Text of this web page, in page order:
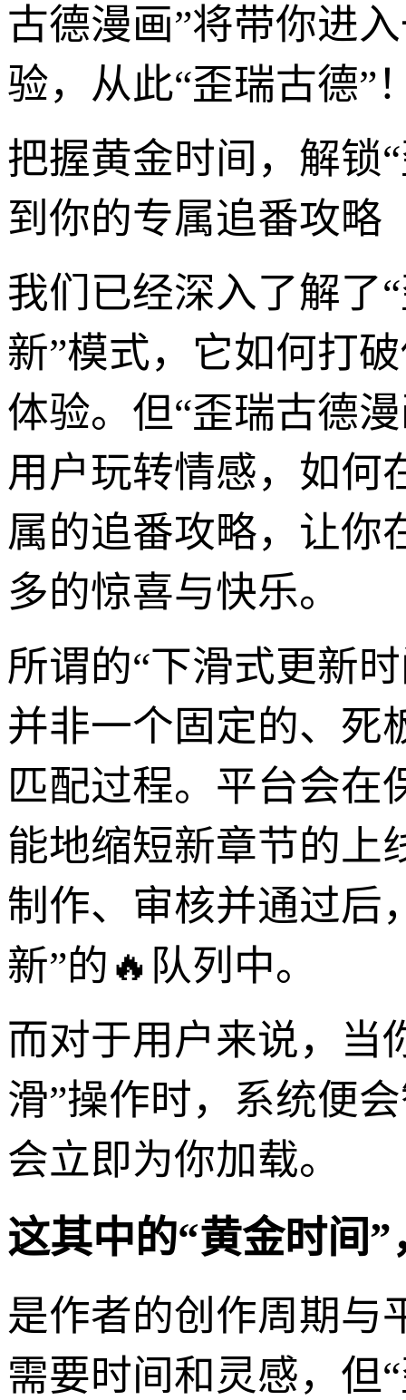
古德漫画”将带你进
验，从此“歪瑞古德”
把握黄金时间，解锁
到你的专属追番攻略
我们已经深入了解了
新”模式，它如何打
体验。但“歪瑞古德
用户玩转情感，如何
属的追番攻略，让你
多的惊喜与快乐。
所谓的“下滑式更新
并非一个固定的、死
匹配过程。平台会在
能地缩短新章节的上
制作、审核并通过后
新”的🔥队列中。
而对于用户来说，当
滑”操作时，系统便
会立即为你加载。
这其中的“黄金时间
是作者的创作周期与
需要时间和灵感，但